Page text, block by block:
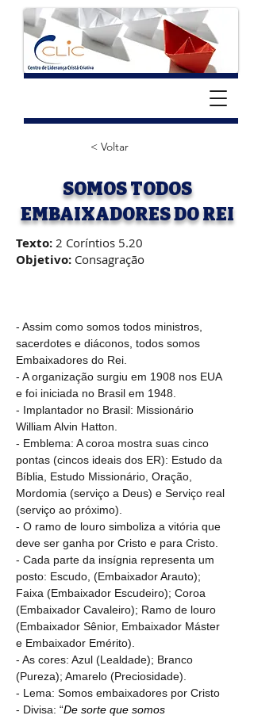
< Voltar
SOMOS TODOS
EMBAIXADORES DO REI
Texto: 2 Coríntios 5.20
Objetivo: Consagração
- Assim como somos todos ministros,
sacerdotes e diáconos, todos somos
Embaixadores do Rei.
- A organização surgiu em 1908 nos EUA
e foi iniciada no Brasil em 1948.
- Implantador no Brasil: Missionário
William Alvin Hatton.
- Emblema: A coroa mostra suas cinco
pontas (cincos ideais dos ER): Estudo da
Bíblia, Estudo Missionário, Oração,
Mordomia (serviço a Deus) e Serviço real
(serviço ao próximo).
- O ramo de louro simboliza a vitória que
deve ser ganha por Cristo e para Cristo.
- Cada parte da insígnia representa um
posto: Escudo, (Embaixador Arauto);
Faixa (Embaixador Escudeiro); Coroa
(Embaixador Cavaleiro); Ramo de louro
(Embaixador Sênior, Embaixador Máster
e Embaixador Emérito).
- As cores: Azul (Lealdade); Branco
(Pureza); Amarelo (Preciosidade).
- Lema: Somos embaixadores por Cristo
- Divisa: “De sorte que somos